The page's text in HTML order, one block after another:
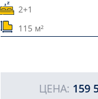
2+1
115 м²
ЦЕНА: 159